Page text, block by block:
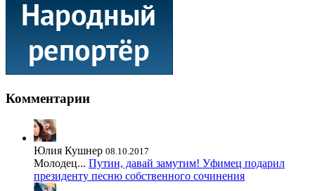
Комментарии
Юлия Кушнер 08.10.2017
Молодец... Путин, давай замутим! Уфимец подарил
президенту песню собственного сочинения